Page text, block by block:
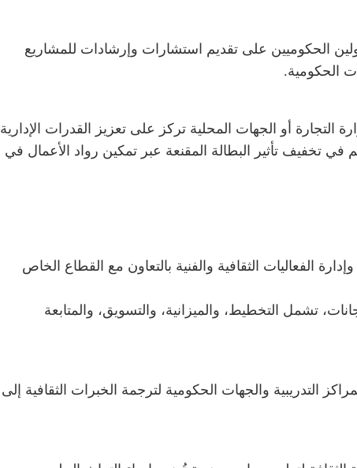
الحكوميين على تقديم استشارات وإرشادات للمشاريع
الحكومية.
التجارة أو الجهات المحلية تركز على تعزيز القدرات الإدارية
في تخفيف تأثير البطالة المقنعة عبر تمكين رواد الأعمال في
الفعاليات الثقافية والفنية بالتعاون مع القطاع الخاص
تشمل التخطيط، والميزانية، والتسويق، والمتابعة
التدريبية والجهات الحكومية لترجمة الخبرات الثقافية إلى